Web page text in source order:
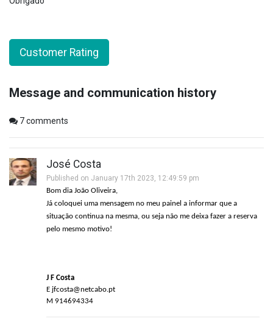
Customer Rating
Message and communication history
7comments
José Costa
Published on January 17th 2023, 12:49:59 pm
Bom dia João Oliveira,
Já coloquei uma mensagem no meu painel a informar que a
situação continua na mesma, ou seja não me deixa fazer a reserva
pelo mesmo motivo!
J F Costa
E jfcosta@netcabo.pt
M 914694334